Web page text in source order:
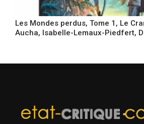
Les Mondes perdus, Tome 1, Le
Aucha, Isabelle-Lemaux-Piedfert,